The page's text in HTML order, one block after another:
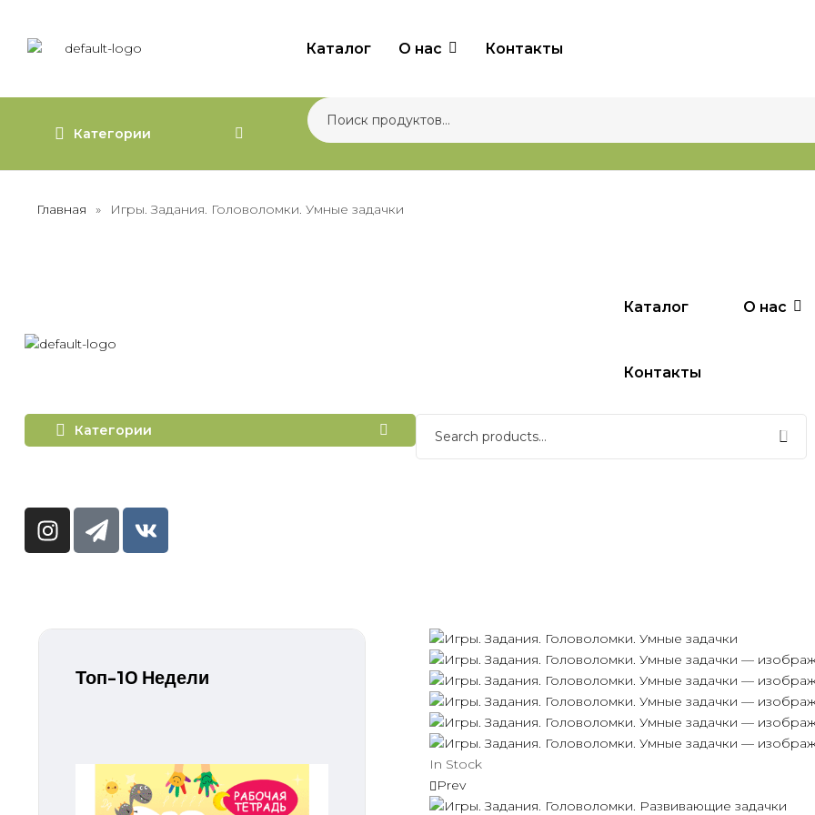
Каталог О нас Контакты
Категории
Главная » Игры. Задания. Головоломки. Умные задачки
Каталог О нас
Контакты
Категории
In Stock
Prev
Топ-10 Недели